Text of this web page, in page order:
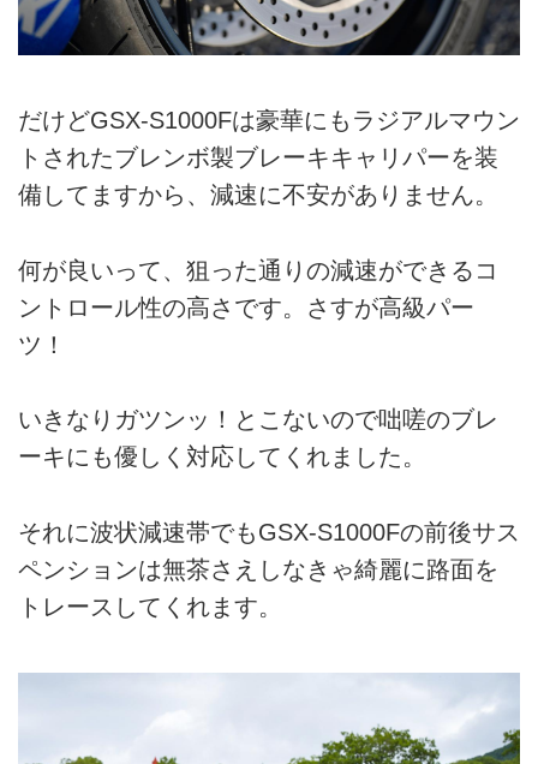
だけどGSX-S1000Fは豪華にもラジアルマウン
トされたブレンボ製ブレーキキャリパーを装
備してますから、減速に不安がありません。
何が良いって、狙った通りの減速ができるコ
ントロール性の高さです。さすが高級パー
ツ！
いきなりガツンッ！とこないので咄嗟のブレ
ーキにも優しく対応してくれました。
それに波状減速帯でもGSX-S1000Fの前後サス
ペンションは無茶さえしなきゃ綺麗に路面を
トレースしてくれます。